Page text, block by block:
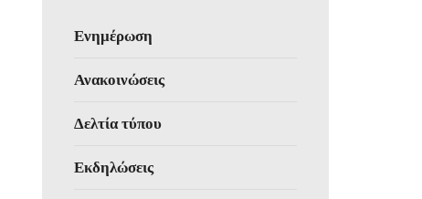
Ενημέρωση
Ανακοινώσεις
Δελτία τύπου
Εκδηλώσεις